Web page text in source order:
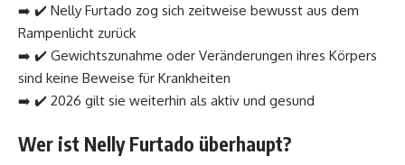
➡️ ✔️ Nelly Furtado zog sich zeitweise bewusst aus dem
Rampenlicht zurück
➡️ ✔️ Gewichtszunahme oder Veränderungen ihres Körpers
sind keine Beweise für Krankheiten
➡️ ✔️ 2026 gilt sie weiterhin als aktiv und gesund
Wer ist Nelly Furtado überhaupt?